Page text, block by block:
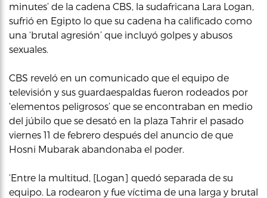
minutes’ de la cadena CBS, la sudafricana Lara Logan,
sufrió en Egipto lo que su cadena ha calificado como
una ‘brutal agresión’ que incluyó golpes y abusos
sexuales.
CBS reveló en un comunicado que el equipo de
televisión y sus guardaespaldas fueron rodeados por
‘elementos peligrosos’ que se encontraban en medio
del júbilo que se desató en la plaza Tahrir el pasado
viernes 11 de febrero después del anuncio de que
Hosni Mubarak abandonaba el poder.
‘Entre la multitud, [Logan] quedó separada de su
equipo. La rodearon y fue víctima de una larga y brutal